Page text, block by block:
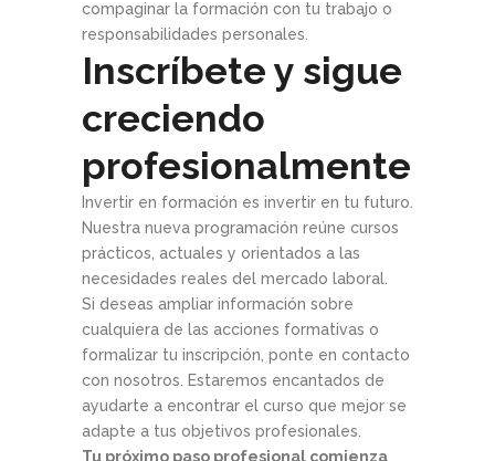
compaginar la formación con tu trabajo o
responsabilidades personales.
Inscríbete y sigue
creciendo
profesionalmente
Invertir en formación es invertir en tu futuro.
Nuestra nueva programación reúne cursos
prácticos, actuales y orientados a las
necesidades reales del mercado laboral.
Si deseas ampliar información sobre
cualquiera de las acciones formativas o
formalizar tu inscripción, ponte en contacto
con nosotros. Estaremos encantados de
ayudarte a encontrar el curso que mejor se
adapte a tus objetivos profesionales.
Tu próximo paso profesional comienza